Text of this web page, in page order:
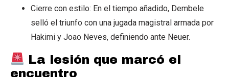
Cierre con estilo: En el tiempo añadido, Dembele
selló el triunfo con una jugada magistral armada por
Hakimi y Joao Neves, definiendo ante Neuer.
La lesión que marcó el
encuentro